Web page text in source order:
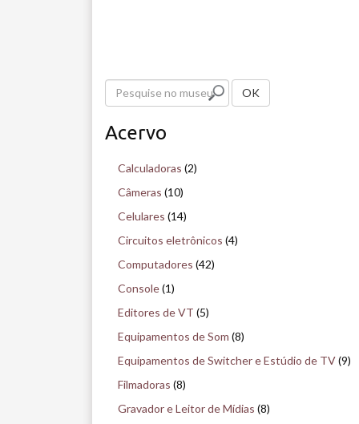
s
OK
Acervo
Calculadoras (2)
Câmeras (10)
Celulares (14)
Circuitos eletrônicos (4)
Computadores (42)
Console(1)
Editores de VT (5)
Equipamentos de Som (8)
Equipamentos de Switcher e Estúdio de TV(9)
Filmadoras (8)
Gravador e Leitor de Mídias (8)